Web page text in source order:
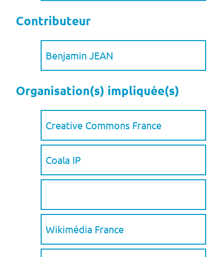
Contributeur
Benjamin JEAN
Organisation(s) impliquée(s)
Creative Commons France
Coala IP
Wikimédia France